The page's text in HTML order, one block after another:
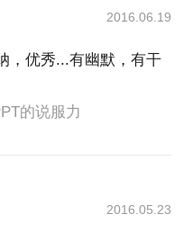
2016.06.19
，优秀...有幽默，有干
的说服力
2016.05.23